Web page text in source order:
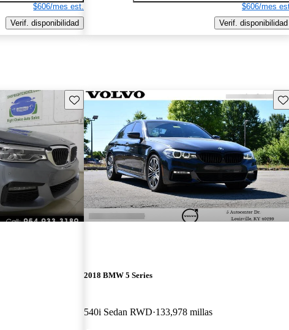
$606/mes est.
Verif. disponibilidad
$606/mes
Verif. disponibilidad
Guarda este Aviso
2018 BMW 5 Series
540i Sedan RWD 133,978 millas